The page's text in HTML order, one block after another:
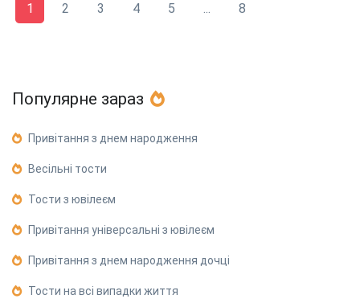
1 2 3 4 5 ... 8
Популярне зараз
Привітання з днем народження
Весільні тости
Тости з ювілеєм
Привітання універсальні з ювілеєм
Привітання з днем народження дочці
Тости на всі випадки життя